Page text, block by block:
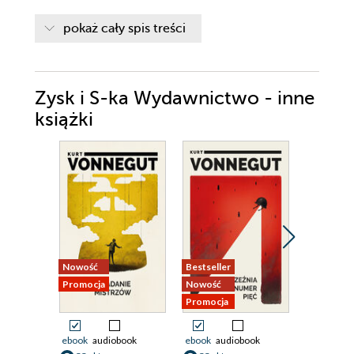
Żurawie
Żuk leśny
Ryś
Trzmiel ziemny
Jaskółka
Bocian
Wiewiórka
Dzięcioł duży
pokaż cały spis treści
Zysk i S-ka Wydawnictwo - inne
książki
Nowość
Promocja
ebook audiobook
Bestseller
Nowość
Promocja
ebook audiobook